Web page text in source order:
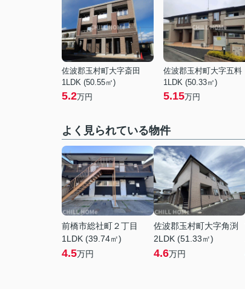
佐波郡玉村町大字斎田
1LDK (50.55㎡)
5.2万円
佐波郡玉村町大字五料
1LDK (50.33㎡)
5.15万円
よく見られている物件
前橋市総社町２丁目
1LDK (39.74㎡)
4.5万円
佐波郡玉村町大字角渕
2LDK (51.33㎡)
4.6万円